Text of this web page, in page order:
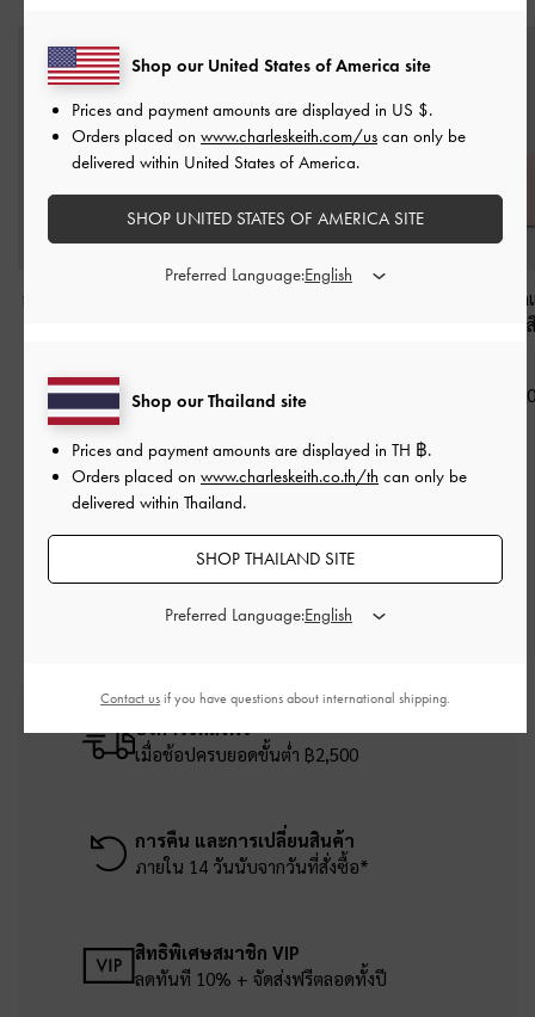
กระเป๋าใส่บัตรประดับโบ
กระเป๋าสตางค์ต
฿1,590.00
หมวดหมู่ที่เกี่ยวข้อง
กระเป๋าสตางค์ สีชมพู
กระเป๋าคล้องข้อมือ และกระเป๋าเพาช์
เมื่อช้อปครบยอดขั้นต่ำ ฿2,500
การคืน และการเปลี่ยนสินค้า
ภายใน 14 วันนับจากวันที่สั่งซื้อ*
สิทธิพิเศษสมาชิก VIP
ลดทันที 10% + จัดส่งฟรีตลอดทั้งปี
Shop our Thailand site
Prices and payment amounts are displayed in TH ฿.
Orders placed on www.charleskeith.co.th/th can only be
delivered within Thailand.
SHOP THAILAND SITE
Preferred Language:
Shop our United States of America site
Prices and payment amounts are displayed in US $.
Orders placed on www.charleskeith.com/us can only be
delivered within United States of America.
SHOP UNITED STATES OF AMERICA SITE
Preferred Language:
Contact us if you have questions about international shipping.